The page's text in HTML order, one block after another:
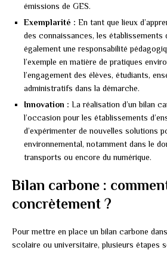
émissions de GES.
Exemplarité : En tant que lieux
des connaissances, les établissements
également une responsabilité
l’exemple en matière de pratiques
l’engagement des élèves, étudiants,
administratifs dans la démarche.
Innovation : La réalisation d’un bilan
l’occasion pour les établissements
d’expérimenter de nouvelles solutions
environnemental, notamment dans le
transports ou encore du numérique.
Bilan carbone :
concrètement ?
Pour mettre en place un bilan carbone
scolaire ou universitaire, plusieurs étapes